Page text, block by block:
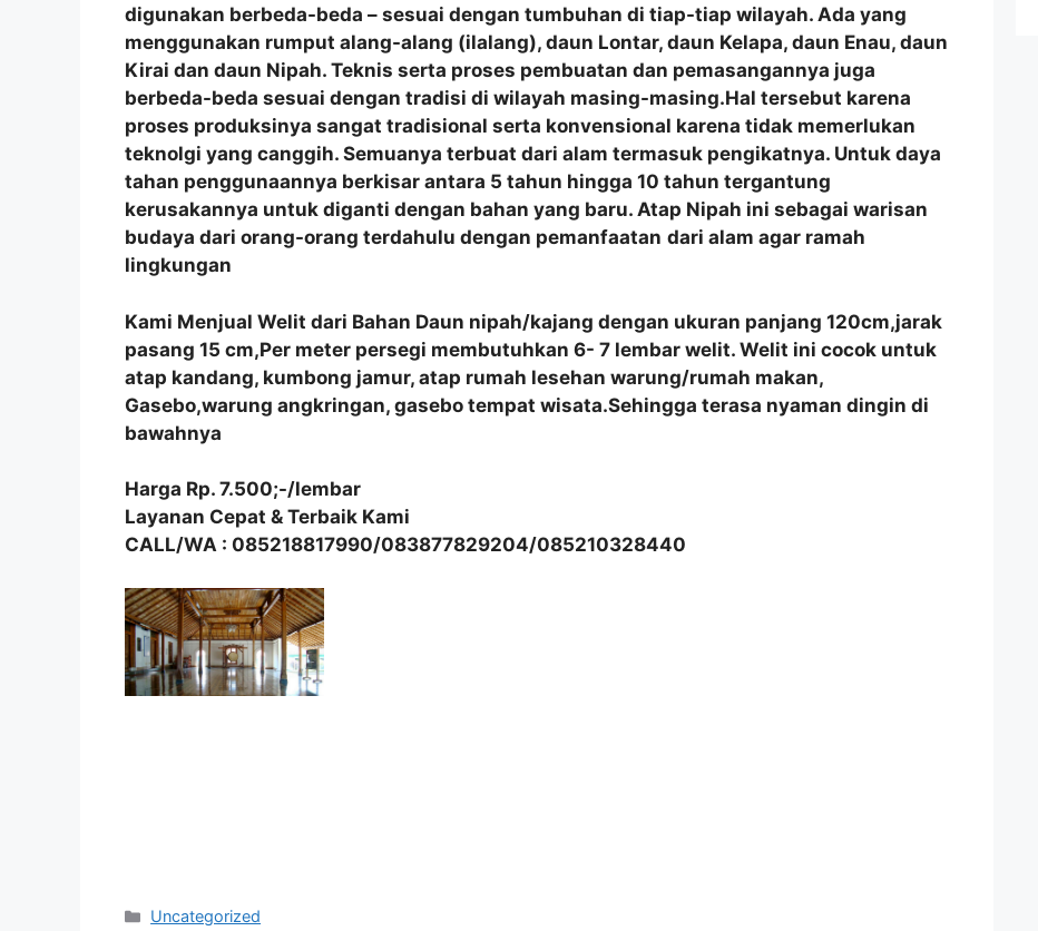
digunakan berbeda-beda – sesuai dengan tumbuhan di tiap-tiap wilayah. Ada yang
menggunakan rumput alang-alang (ilalang), daun Lontar, daun Kelapa, daun Enau, daun
Kirai dan daun Nipah. Teknis serta proses pembuatan dan pemasangannya juga
berbeda-beda sesuai dengan tradisi di wilayah masing-masing.Hal tersebut karena
proses produksinya sangat tradisional serta konvensional karena tidak memerlukan
teknolgi yang canggih. Semuanya terbuat dari alam termasuk pengikatnya. Untuk daya
tahan penggunaannya berkisar antara 5 tahun hingga 10 tahun tergantung
kerusakannya untuk diganti dengan bahan yang baru. Atap Nipah ini sebagai warisan
budaya dari orang-orang terdahulu dengan pemanfaatan dari alam agar ramah
lingkungan
Kami Menjual Welit dari Bahan Daun nipah/kajang dengan ukuran panjang 120cm,jarak
pasang 15 cm,Per meter persegi membutuhkan 6- 7 lembar welit. Welit ini cocok untuk
atap kandang, kumbong jamur, atap rumah lesehan warung/rumah makan,
Gasebo,warung angkringan, gasebo tempat wisata.Sehingga terasa nyaman dingin di
bawahnya
Harga Rp. 7.500;-/lembar
Layanan Cepat & Terbaik Kami
CALL/WA : 085218817990/083877829204/085210328440
Kategori
Uncategorized